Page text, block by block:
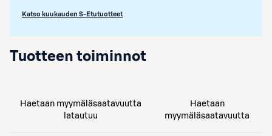
Katso kuukauden S-Etutuotteet
Tuotteen toiminnot
Haetaan myymäläsaatavuutta
latautuu
Haetaan
myymäläsaatavuutta